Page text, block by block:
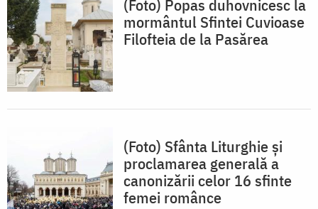
(Foto) Popas duhovnicesc la
mormântul Sfintei Cuvioase
Filofteia de la Pasărea
(Foto) Sfânta Liturghie și
proclamarea generală a
canonizării celor 16 sfinte
femei românce